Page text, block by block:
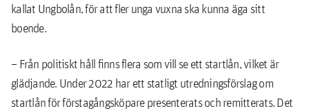
kallat Ungbolån, för att fler unga vuxna ska kunna äga sitt
boende.
– Från politiskt håll finns flera som vill se ett startlån, vilket är
glädjande. Under 2022 har ett statligt utredningsförslag om
startlån för förstagångsköpare presenterats och remitterats. Det